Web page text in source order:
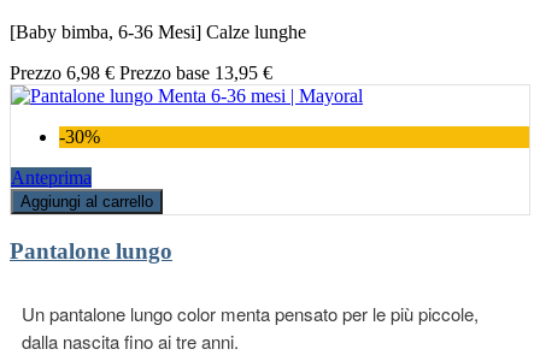
[Baby bimba, 6-36 Mesi] Calze lunghe
Prezzo 6,98 € Prezzo base 13,95 €
-30%
Anteprima
Aggiungi al carrello
Pantalone lungo
Un pantalone lungo color menta pensato per le più piccole,
dalla nascita fino ai tre anni.